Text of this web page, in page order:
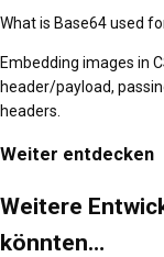
What is Base64 used
Embedding images in
header/payload,
headers.
Weiter entdecken
Weitere
könnten…